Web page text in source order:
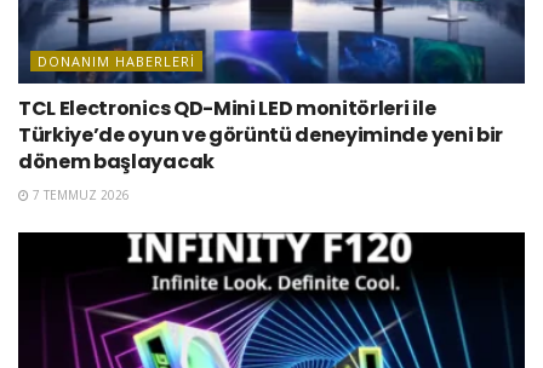
DONANIM HABERLERI
TCL Electronics QD-Mini LED monitörleri ile
Türkiye’de oyun ve görüntü deneyiminde yeni bir
dönem başlayacak
7 TEMMUZ 2026